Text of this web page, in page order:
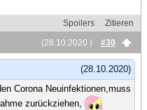
Spoilers
Zitieren
(28.10.2020 )
#30
(28.10.2020)
Corona Neuinfektionen,muss
zurückziehen,